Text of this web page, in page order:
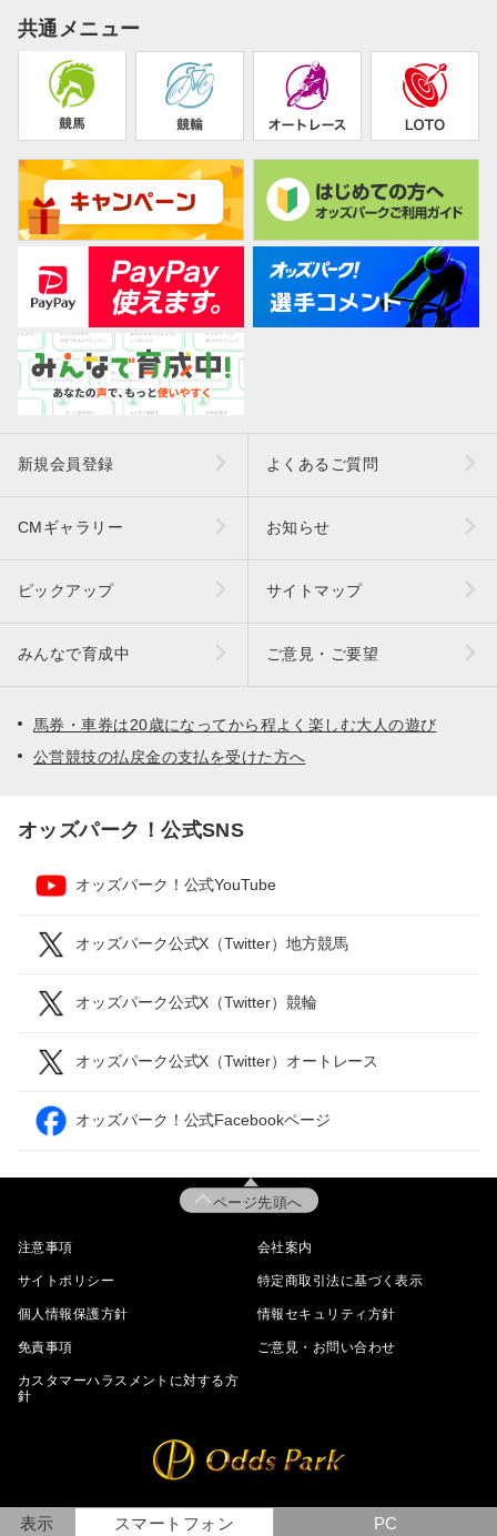
共通メニュー
新規会員登録 よくあるご質問
CMギャラリー お知らせ
ピックアップ サイトマップ
みんなで育成中 ご意見・ご要望
馬券・車券は20歳になってから程よく楽しむ大人の遊び
公営競技の払戻金の支払を受けた方へ
オッズパーク！公式SNS
オッズパーク！公式YouTube
オッズパーク公式X（Twitter）地方競馬
オッズパーク公式X（Twitter）競輪
オッズパーク公式X（Twitter）オートレース
オッズパーク！公式Facebookページ
ページ先頭へ
注意事項 会社案内
サイトポリシー 特定商取引法に基づく表示
個人情報保護方針 情報セキュリティ方針
免責事項 ご意見・お問い合わせ
カスタマーハラスメントに対する方
針
表示 スマートフォン PC